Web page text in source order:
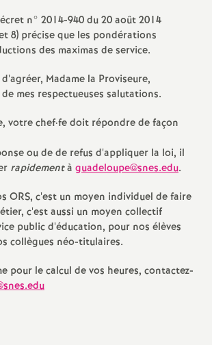
n° 2014-940 du 20 août 2014
8) précise que les pondérations
des maximas de service.
Madame la Proviseure,
mes respectueuses salutations.
votre chef·fe doit répondre de façon
ou de de refus d'appliquer la loi, il
rapidementà guadeloupe@snes.edu.
ORS, c'est un moyen individuel de faire
c'est aussi un moyen collectif
public d'éducation, pour nos élèves
collègues néo-titulaires.
pour le calcul de vos heures, contactez-